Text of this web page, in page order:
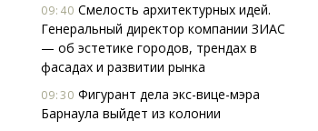
09:40 Смелость архитектурных идей.
Генеральный директор компании ЗИАС
— об эстетике городов, трендах в
фасадах и развитии рынка
09:30 Фигурант дела экс-вице-мэра
Барнаула выйдет из колонии